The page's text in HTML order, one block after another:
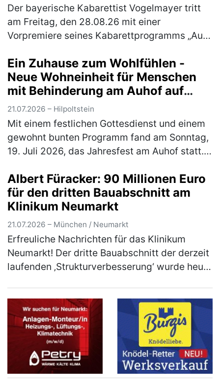
Der bayerische Kabarettist Vogelmayer tritt
am Freitag, den 28.08.26 mit einer
Vorpremiere seines Kabarettprogramms „Auf
Beilngries auf. Einlass ist um 18 Uhr.… (mehr)
Ein Zuhause zum Wohlfühlen -
Neue Wohneinheit für Menschen
mit Behinderung am Auhof auf
traditionellem Jahresfest
eingeweiht
21.07.2026 – Hilpoltstein
Mit einem festlichen Gottesdienst und einem
gewohnt bunten Programm fand am Sonntag,
19. Juli 2026, das Jahresfest am Auhof statt.
Getränken und jeder Menge M…(mehr)
Albert Füracker: 90 Millionen Euro
für den dritten Bauabschnitt am
Klinikum Neumarkt
21.07.2026 – München / Neumarkt
Erfreuliche Nachrichten für das Klinikum
Neumarkt! Der dritte Bauabschnitt der derzeit
laufenden ‚Strukturverbesserung‘ wurde heute